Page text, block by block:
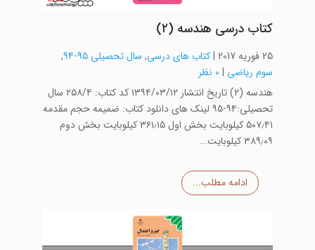
کتاب درسی هندسه (۲)
25 فوریه 2017 |کتاب های درسی, سال تحصیلی 95-94
,
سوم ریاضی | 0 نظر
هندسه (۲) تاریخ انتشار ۱۳۹۴/۰۳/۱۲ کد کتاب: ۲۵۸/۴ سال
تحصیلی:۹۴-۹۵ لینک های دانلود کتاب: ضمیمه حجم مقدمه
۵۰۷٫۴۱ کیلوبایت بخش اول ۳۶۱٫۱۵ کیلوبایت بخش دوم
۳۸۹٫۰۹ کیلوبایت...
ادامه مطلب...